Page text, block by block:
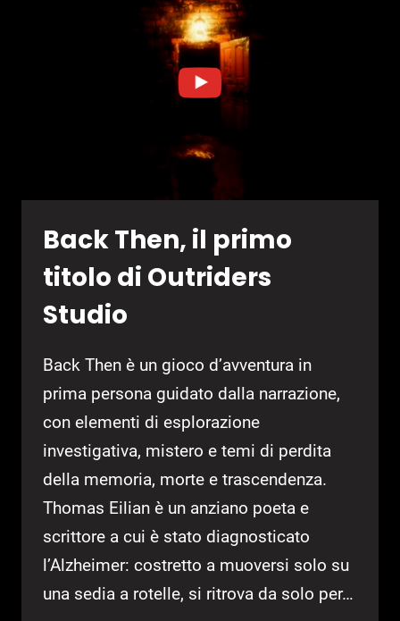
PLAYSTATION
STEAM
Back Then, il primo
titolo di Outriders
Studio
Back Then è un gioco d’avventura in
prima persona guidato dalla narrazione,
con elementi di esplorazione
investigativa, mistero e temi di perdita
della memoria, morte e trascendenza.
Thomas Eilian è un anziano poeta e
scrittore a cui è stato diagnosticato
l’Alzheimer: costretto a muoversi solo su
una sedia a rotelle, si ritrova da solo per…